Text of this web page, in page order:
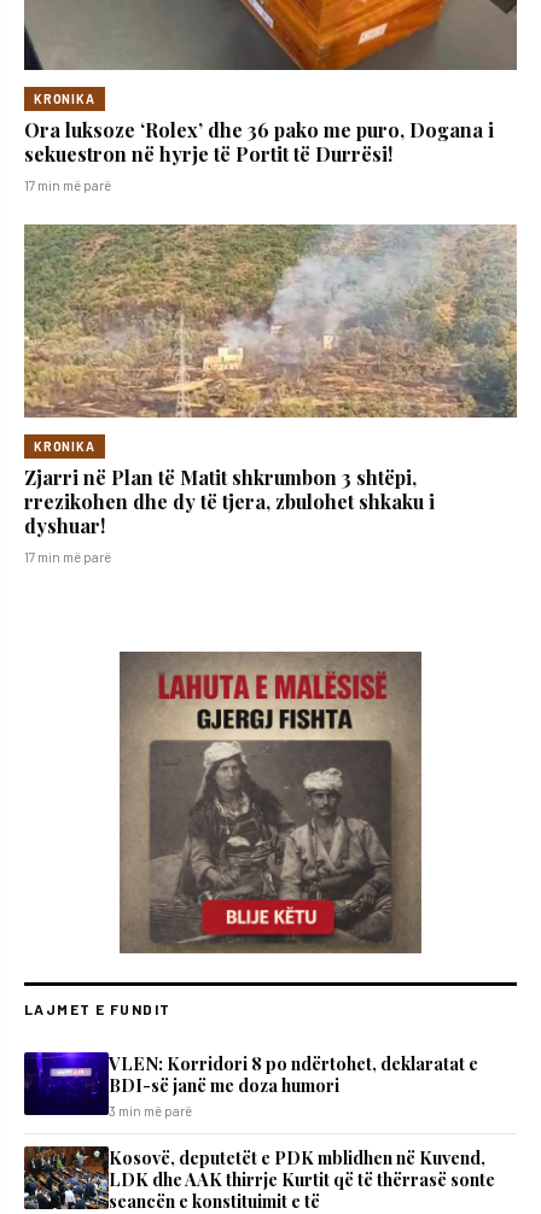
KRONIKA
Ora luksoze ‘Rolex’ dhe 36 pako me puro, Dogana i
sekuestron në hyrje të Portit të Durrësi!
17 min më parë
KRONIKA
Zjarri në Plan të Matit shkrumbon 3 shtëpi,
rrezikohen dhe dy të tjera, zbulohet shkaku i
dyshuar!
17 min më parë
LAJMET E FUNDIT
VLEN: Korridori 8 po ndërtohet, deklaratat e
BDI-së janë me doza ​humori
3 min më parë
Kosovë, deputetët e PDK mblidhen në Kuvend,
LDK dhe AAK thirrje Kurtit që të thërrasë sonte
seancën e konstituimit e të